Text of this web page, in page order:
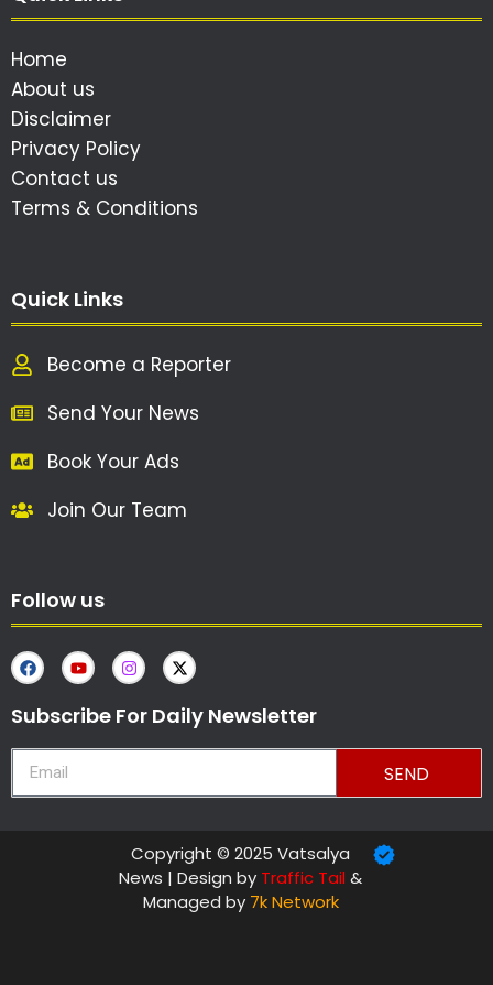
Home
About us
Disclaimer
Privacy Policy
Contact us
Terms & Conditions
Quick Links
Become a Reporter
Send Your News
Book Your Ads
Join Our Team
Follow us
Subscribe For Daily Newsletter
SEND
Copyright © 2025 Vatsalya
News | Design by Traffic Tail&
Managed by 7k Network